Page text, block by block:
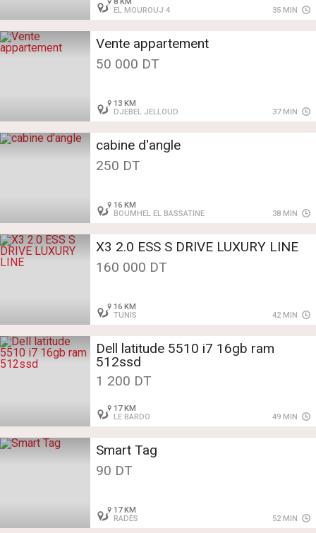
الفاضي يصلي على النبي
EL MOUROUJ 4
35 MIN
Vente appartement
50 000 DT
13 KM
DJEBEL JELLOUD
37 MIN
cabine d'angle
250 DT
16 KM
BOUMHEL EL BASSATINE
38 MIN
X3 2.0 ESS S DRIVE LUXURY LINE
160 000 DT
16 KM
TUNIS
42 MIN
Dell latitude 5510 i7 16gb ram
512ssd
1 200 DT
17 KM
LE BARDO
49 MIN
Smart Tag
90 DT
17 KM
RADÈS
52 MIN